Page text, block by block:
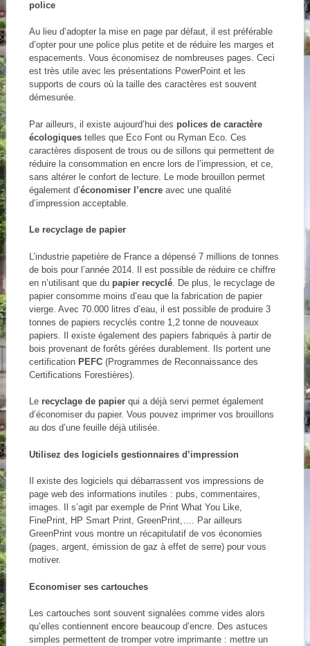
police
Au lieu d’adopter la mise en page par défaut, il est préférable
d’opter pour une police plus petite et de réduire les marges et
espacements. Vous économisez de nombreuses pages. Ceci
est très utile avec les présentations PowerPoint et les
supports de cours où la taille des caractères est souvent
démesurée.
Par ailleurs, il existe aujourd’hui des polices de caractère
écologiquestelles que Eco Font ou Ryman Eco. Ces
caractères disposent de trous ou de sillons qui permettent de
réduire la consommation en encre lors de l’impression, et ce,
sans altérer le confort de lecture. Le mode brouillon permet
également d’économiser l’encreavec une qualité
d’impression acceptable.
Le recyclage de papier
L’industrie papetière de France a dépensé 7 millions de tonnes
de bois pour l’année 2014. Il est possible de réduire ce chiffre
en n’utilisant que du papier recyclé. De plus, le recyclage de
papier consomme moins d’eau que la fabrication de papier
vierge. Avec 70.000 litres d’eau, il est possible de produire 3
tonnes de papiers recyclés contre 1,2 tonne de nouveaux
papiers. Il existe également des papiers fabriqués à partir de
bois provenant de forêts gérées durablement. Ils portent une
certification PEFC (Programmes de Reconnaissance des
Certifications Forestières).
Le recyclage de papierqui a déjà servi permet également
d’économiser du papier. Vous pouvez imprimer vos brouillons
au dos d’une feuille déjà utilisée.
Utilisez des logiciels gestionnaires d’impression
Il existe des logiciels qui débarrassent vos impressions de
page web des informations inutiles : pubs, commentaires,
images. Il s’agit par exemple de Print What You Like,
FinePrint, HP Smart Print, GreenPrint,…. Par ailleurs
GreenPrint vous montre un récapitulatif de vos économies
(pages, argent, émission de gaz à effet de serre) pour vous
motiver.
Economiser ses cartouches
Les cartouches sont souvent signalées comme vides alors
qu’elles contiennent encore beaucoup d’encre. Des astuces
simples permettent de tromper votre imprimante : mettre un